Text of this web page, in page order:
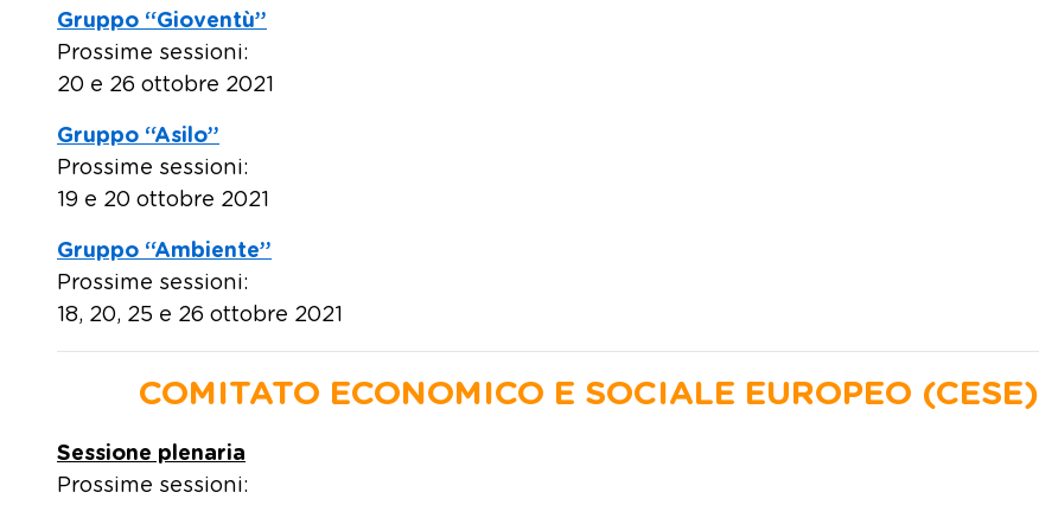
Gruppo “Gioventù”
Prossime sessioni:
20 e 26 ottobre 2021
Gruppo “Asilo”
Prossime sessioni:
19 e 20 ottobre 2021
Gruppo “Ambiente”
Prossime sessioni:
18, 20, 25 e 26 ottobre 2021
COMITATO ECONOMICO E SOCIALE EUROPEO (CESE)
Sessione plenaria
Prossime sessioni: